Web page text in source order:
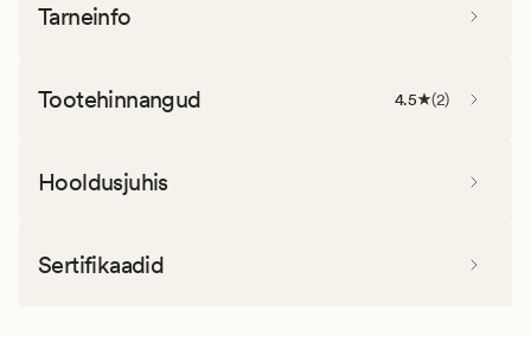
Tarneinfo
Tootehinnangud 4.5 (2)
Hooldusjuhis
Sertifikaadid